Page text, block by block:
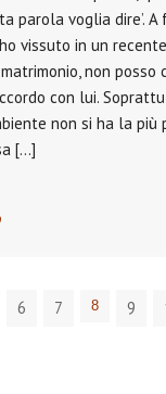
parola voglia dire’. A
vissuto in un recente
non posso
con lui.
non si ha la più
[…]
6 7 8 9